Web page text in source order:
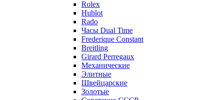
Rolex
Hublot
Rado
Часы Dual Time
Frederique Constant
Breitling
Girard Perregaux
Механические
Элитные
Швейцарские
Золотые